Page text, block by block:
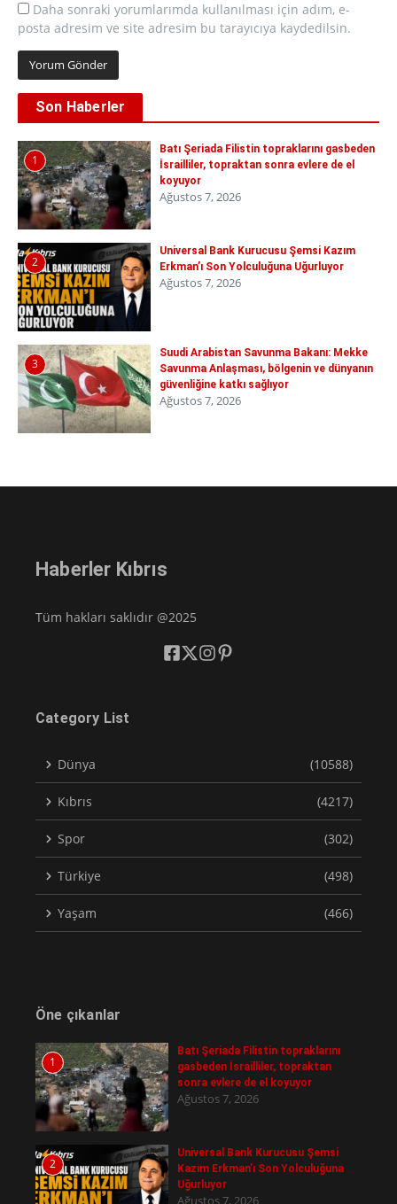
Daha sonraki yorumlarımda kullanılması için adım, e-
posta adresim ve site adresim bu tarayıcıya kaydedilsin.
Son Haberler
1
Batı Şeriada Filistin topraklarını gasbeden
İsrailliler, topraktan sonra evlere de el
koyuyor
Ağustos 7, 2026
2
Universal Bank Kurucusu Şemsi Kazım
Erkman’ı Son Yolculuğuna Uğurluyor
Ağustos 7, 2026
3
Suudi Arabistan Savunma Bakanı: Mekke
Savunma Anlaşması, bölgenin ve dünyanın
güvenliğine katkı sağlıyor
Ağustos 7, 2026
Haberler Kıbrıs
Tüm hakları saklıdır @2025
Category List
Dünya (10588)
Kıbrıs (4217)
Spor (302)
Türkiye (498)
Yaşam (466)
Öne çıkanlar
1
Batı Şeriada Filistin topraklarını
gasbeden İsrailliler, topraktan
sonra evlere de el koyuyor
Ağustos 7, 2026
2
Universal Bank Kurucusu Şemsi
Kazım Erkman’ı Son Yolculuğuna
Uğurluyor
Ağustos 7, 2026